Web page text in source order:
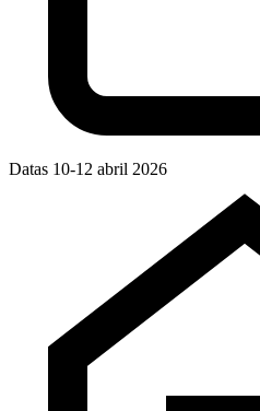
Datas 10-12 abril 2026